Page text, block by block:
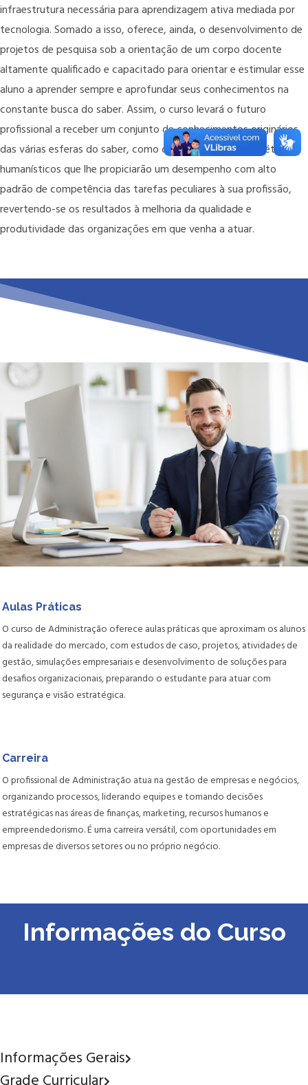
infraestrutura necessária para aprendizagem ativa mediada por
tecnologia. Somado a isso, oferece, ainda, o desenvolvimento de
projetos de pesquisa sob a orientação de um corpo docente
altamente qualificado e capacitado para orientar e estimular esse
aluno a aprender sempre e aprofundar seus conhecimentos na
constante busca do saber. Assim, o curso levará o futuro
profissional a receber um conjunto de conhecimentos originários
das várias esferas do saber, como os científicos, sociais, éticos e
humanísticos que lhe propiciarão um desempenho com alto
padrão de competência das tarefas peculiares à sua profissão,
revertendo-se os resultados à melhoria da qualidade e
produtividade das organizações em que venha a atuar.
Aulas Práticas
O curso de Administração oferece aulas práticas que aproximam os alunos
da realidade do mercado, com estudos de caso, projetos, atividades de
gestão, simulações empresariais e desenvolvimento de soluções para
desafios organizacionais, preparando o estudante para atuar com
segurança e visão estratégica.
Carreira
O profissional de Administração atua na gestão de empresas e negócios,
organizando processos, liderando equipes e tomando decisões
estratégicas nas áreas de finanças, marketing, recursos humanos e
empreendedorismo. É uma carreira versátil, com oportunidades em
empresas de diversos setores ou no próprio negócio.
Informações do Curso
Informações Gerais